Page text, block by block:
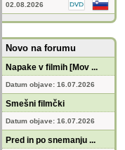
02.08.2026
Novo na forumu
Napake v filmih [Mov ...
Datum objave: 16.07.2026
Smešni filmčki
Datum objave: 16.07.2026
Pred in po snemanju ...